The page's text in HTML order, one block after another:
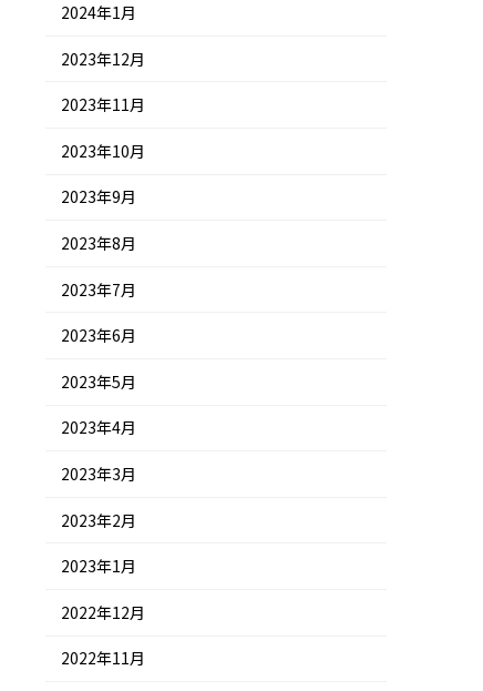
2024年1月
2023年12月
2023年11月
2023年10月
2023年9月
2023年8月
2023年7月
2023年6月
2023年5月
2023年4月
2023年3月
2023年2月
2023年1月
2022年12月
2022年11月